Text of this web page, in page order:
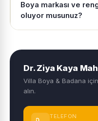
Boya markası ve
oluyor musunuz?
Dr. Ziya Kaya
Villa Boya & Badana
alın.
TELEFON